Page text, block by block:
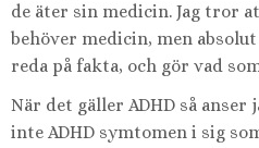
de äter sin medicin. Jag tror
behöver medicin, men
reda på fakta, och gör vad
När det gäller ADHD så anser
inte ADHD symtomen i sig